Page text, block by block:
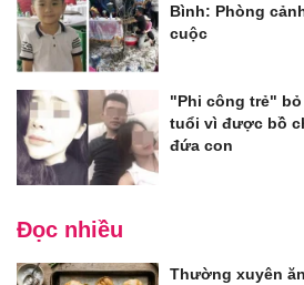
Bình: Phòng
cuộc
"Phi công trẻ"
tuổi vì được bồ
đứa con
Đọc nhiều
Thường xuyên